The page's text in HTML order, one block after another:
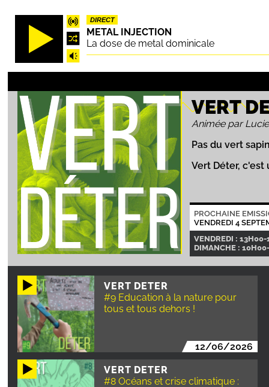
Aller
principal
DIRECT
METAL INJECTION
La dose de metal dominicale
VERT
Animée par
Pas du vert
Vert Déter,
PROCHAINE
VENDREDI 4
VENDREDI :
DIMANCHE :
VERT DETER
#9 Education à la nature pour
tous et tous dehors !
12/06/2026
VERT DETER
#8 Océans et crise climatique :